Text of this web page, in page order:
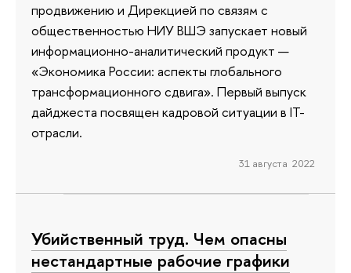
продвижению и Дирекцией по связям с
общественностью НИУ ВШЭ запускает новый
информационно-аналитический продукт —
«Экономика России: аспекты глобального
трансформационного сдвига». Первый выпуск
дайджеста посвящен кадровой ситуации в IT-
отрасли.
31 августа 2022
Убийственный труд. Чем опасны
нестандартные рабочие графики